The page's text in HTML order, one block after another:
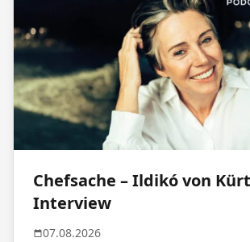
Chefsache – Ildikó von
Interview
07.08.2026